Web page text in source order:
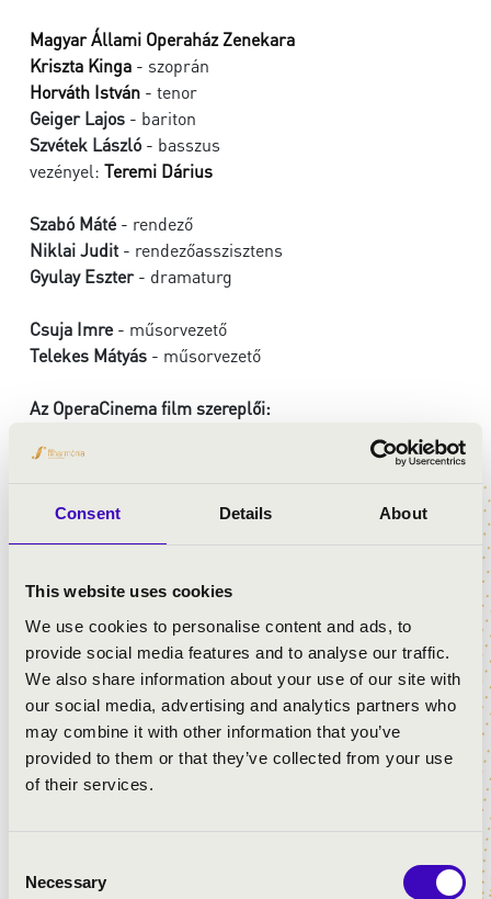
Consent Details About
This website uses cookies
We use cookies to personalise content and ads, to
provide social media features and to analyse our traffic.
We also share information about your use of our site with
our social media, advertising and analytics partners who
may combine it with other information that you’ve
provided to them or that they’ve collected from your use
of their services.
Selection
Necessary
Magyar Állami Operaház Zenekara
Kriszta Kinga - szoprán
Horváth István - tenor
Geiger Lajos - bariton
Szvétek László - basszus
vezényel: Teremi Dárius
Szabó Máté- rendező
Niklai Judit - rendezőasszisztens
Gyulay Eszter- dramaturg
Csuja Imre- műsorvezető
Telekes Mátyás - műsorvezető
Az OperaCinema film szereplői:
Ötvös András
Patkós Márton
- Papageno
Zsigmond Emőke- Papagena
Elek Ferenc- Szuperhős
Mészáros Máté- Hentes
Bogdányi Titanilla- Carmen
Szőke Abigél- Mimi
Lengyel Benjamin- Rodolfó
Az OperaCinema film alkotói:
Tiszeker Dániel
Orbán Eszter